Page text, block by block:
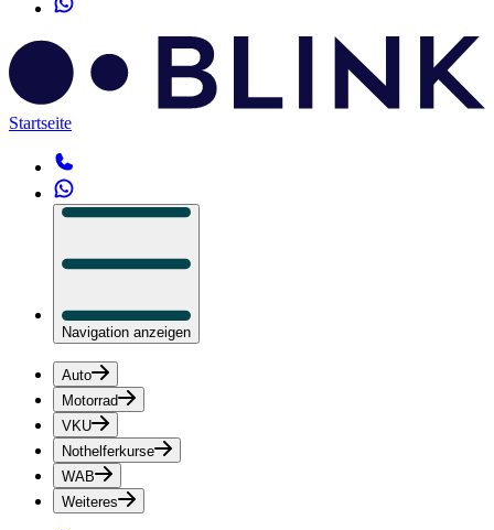
Startseite
Navigation anzeigen
Auto
Motorrad
VKU
Nothelferkurse
WAB
Weiteres